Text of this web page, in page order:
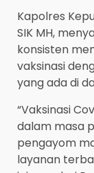
Kapolres
SIK MH,
konsisten
vaksinasi
yang ada di
“Vaksinasi
dalam masa
pengayom
layanan